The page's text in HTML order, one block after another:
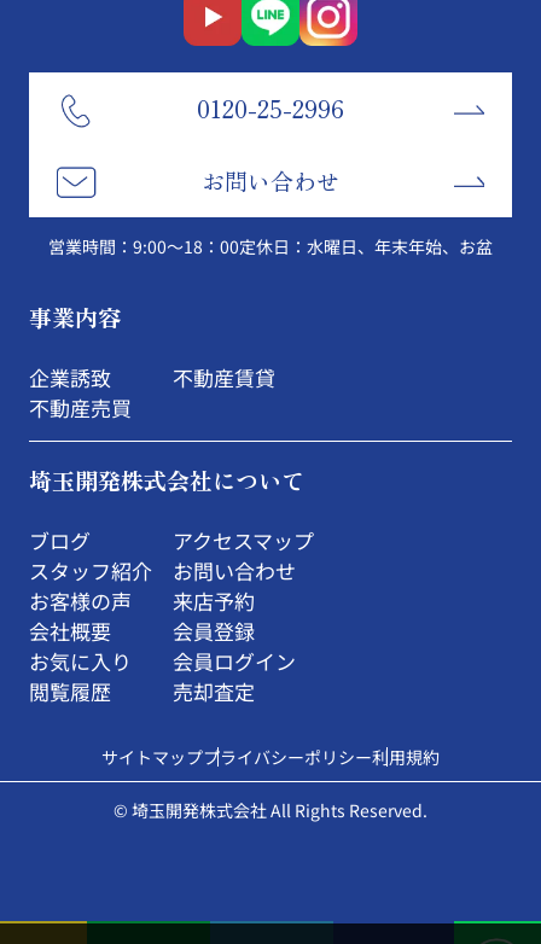
0120-25-2996
お問い合わせ
営業時間：9:00～18：00定休日：水曜日、年末年始、お盆
事業内容
企業誘致
不動産売買
不動産賃貸
埼玉開発株式会社について
ブログ
スタッフ紹介
お客様の声
会社概要
お気に入り
閲覧履歴
アクセスマップ
お問い合わせ
来店予約
会員登録
会員ログイン
売却査定
サイトマッププライバシーポリシー利用規約
© 埼玉開発株式会社 All Rights Reserved.